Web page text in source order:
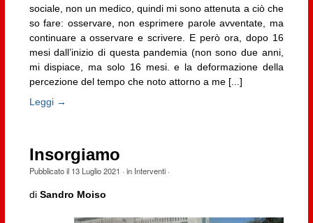
sociale, non un medico, quindi mi sono attenuta a ciò che
so fare: osservare, non esprimere parole avventate, ma
continuare a osservare e scrivere. E però ora, dopo 16
mesi dall’inizio di questa pandemia (non sono due anni,
mi dispiace, ma solo 16 mesi. e la deformazione della
percezione del tempo che noto attorno a me [...]
Leggi →
Insorgiamo
Pubblicato il 13 Luglio 2021 · in Interventi·
di Sandro Moiso